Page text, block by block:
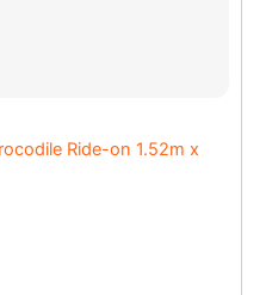
Ride-on 1.52m x